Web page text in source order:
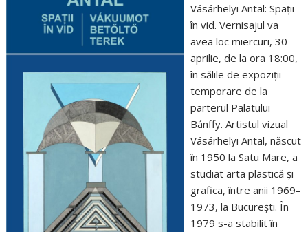
Vásárhelyi Antal: Spații
în vid. Vernisajul va
avea loc miercuri, 30
aprilie, de la ora 18:00,
în sălile de expoziții
temporare de la
parterul Palatului
Bánffy. Artistul vizual
Vásárhelyi Antal, născut
în 1950 la Satu Mare, a
studiat arta plastică și
grafica, între anii 1969–
1973, la București. În
1979 s-a stabilit în